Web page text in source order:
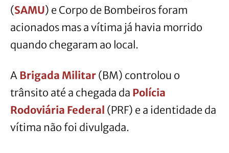
(SAMU) e Corpo de Bombeiros foram
acionados mas a vítima já havia morrido
quando chegaram ao local.
A Brigada Militar (BM) controlou o
trânsito até a chegada da Polícia
Rodoviária Federal (PRF) e a identidade da
vítima não foi divulgada.